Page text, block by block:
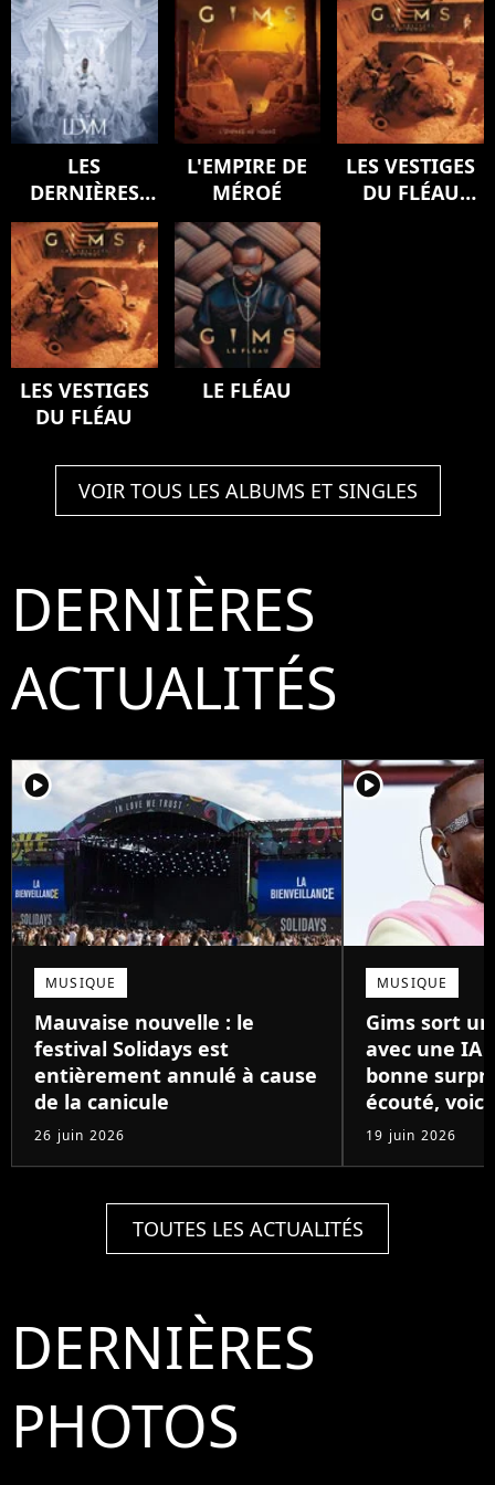
LES
DERNIÈRES
VOLONTÉS DE
MOZART
(SYMPHONY)
L'EMPIRE DE
MÉROÉ
LES VESTIGES
DU FLÉAU
LES VESTIGES
DU FLÉAU
LE FLÉAU
VOIR TOUS LES ALBUMS ET SINGLES
DERNIÈRES
ACTUALITÉS
player2
MUSIQUE
Mauvaise nouvelle : le
festival Solidays est
entièrement annulé à cause
de la canicule
26 juin 2026
player2
MUSIQUE
Gims sort
avec une IA
bonne
écouté,
19 juin 2026
TOUTES LES ACTUALITÉS
DERNIÈRES
PHOTOS